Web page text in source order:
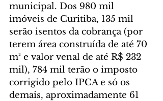
municipal. Dos 980 mil
imóveis de Curitiba, 135 mil
serão isentos da cobrança (por
terem área construída de até 70
m² e valor venal de até R$ 232
mil), 784 mil terão o imposto
corrigido pelo IPCA e só os
demais, aproximadamente 61